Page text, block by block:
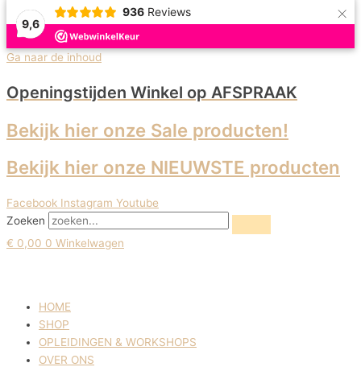
9,6
936 Reviews ×
Ga naar de inhoud
Openingstijden Winkel op AFSPRAAK
Bekijk hier onze Sale producten!
Bekijk hier onze NIEUWSTE producten
Facebook Instagram Youtube
Zoeken
€ 0,00 0 Winkelwagen
HOME
SHOP
OPLEIDINGEN & WORKSHOPS
OVER ONS
Uitverkoop!